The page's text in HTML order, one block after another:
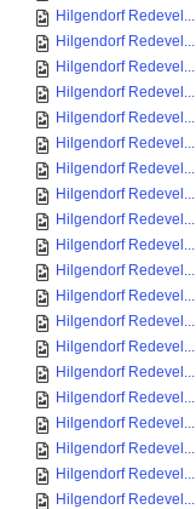
Hilgendorf Redevel...
Hilgendorf Redevel...
Hilgendorf Redevel...
Hilgendorf Redevel...
Hilgendorf Redevel...
Hilgendorf Redevel...
Hilgendorf Redevel...
Hilgendorf Redevel...
Hilgendorf Redevel...
Hilgendorf Redevel...
Hilgendorf Redevel...
Hilgendorf Redevel...
Hilgendorf Redevel...
Hilgendorf Redevel...
Hilgendorf Redevel...
Hilgendorf Redevel...
Hilgendorf Redevel...
Hilgendorf Redevel...
Hilgendorf Redevel...
Hilgendorf Redevel...